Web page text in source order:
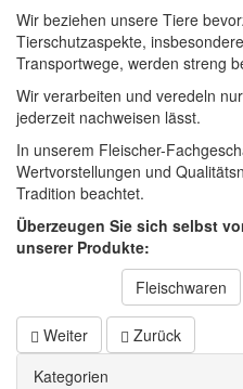
Wir beziehen unsere Tiere
Tierschutzaspekte,
Transportwege, werden streng
Wir verarbeiten und veredeln
jederzeit nachweisen lässt.
In unserem Fleischer-
Wertvorstellungen und
Tradition beachtet.
Überzeugen Sie sich selbst
unserer Produkte:
Fleischwaren
Weiter
Zurück
Kategorien